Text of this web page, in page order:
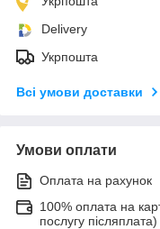
Delivery
Укрпошта
Всі умови доставки
Умови оплати
Оплата на рахунок
100% оплата на
послугу післяплата)